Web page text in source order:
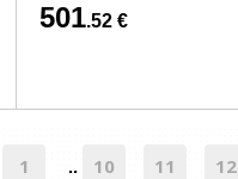
501.52 €
1 .. 10 11 12